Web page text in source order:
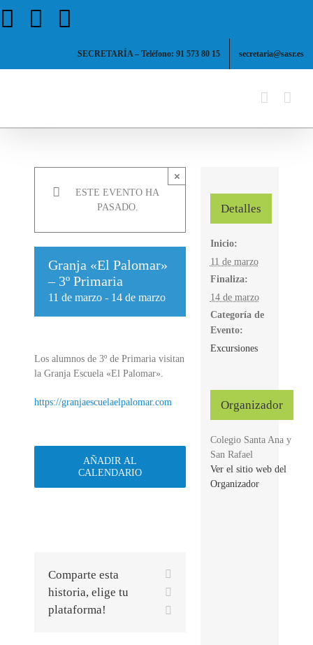
Facebook
X
SECRETARÍA – Teléfono: 91 573 80 15 secretaria@sasr.es
ESTE EVENTO HA
PASADO.
×
Granja «El Palomar»
– 3º Primaria
11 de marzo - 14 de marzo
Los alumnos de 3º de Primaria visitan
la Granja Escuela «El Palomar».
https://granjaescuelaelpalomar.com
AÑADIR AL
CALENDARIO
Comparte esta
historia, elige tu
plataforma!
Detalles
Inicio:
11 de marzo
Finaliza:
14 de marzo
Categoría de
Evento:
Excursiones
Organizador
Colegio Santa Ana y
San Rafael
Ver el sitio web del
Organizador